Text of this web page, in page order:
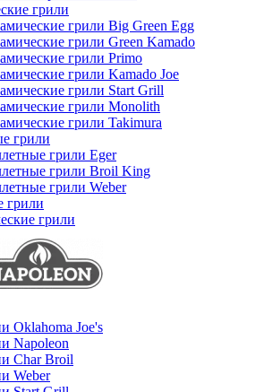
грили
грили Big Green Egg
грили Green Kamado
грили Primo
грили Kamado Joe
грили Start Grill
грили Monolith
грили Takimura
грили
грили Eger
грили Broil King
грили Weber
грили
грили
Oklahoma Joe's
Napoleon
Char Broil
Weber